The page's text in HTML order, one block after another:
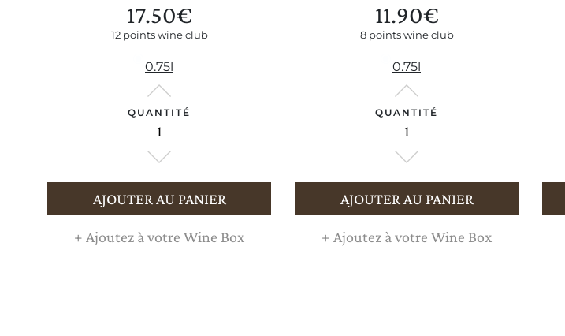
Notre boutique
17.50€
12 points wine club
0.75l
QUANTITÉ
AJOUTER AU PANIER
+ Ajoutez à votre Wine Box
11.90€
8 points wine club
0.75l
QUANTITÉ
AJOUTER AU PANIER
+ Ajoutez à votre Wine Box